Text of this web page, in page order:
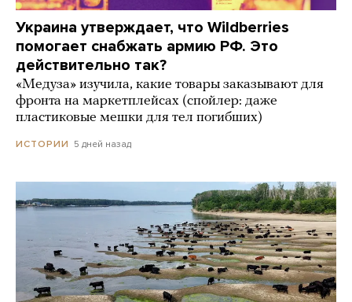
Украина утверждает, что Wildberries
помогает снабжать армию РФ. Это
действительно так?
«Медуза» изучила, какие товары заказывают для
фронта на маркетплейсах (спойлер: даже
пластиковые мешки для тел погибших)
ИСТОРИИ 5 дней назад